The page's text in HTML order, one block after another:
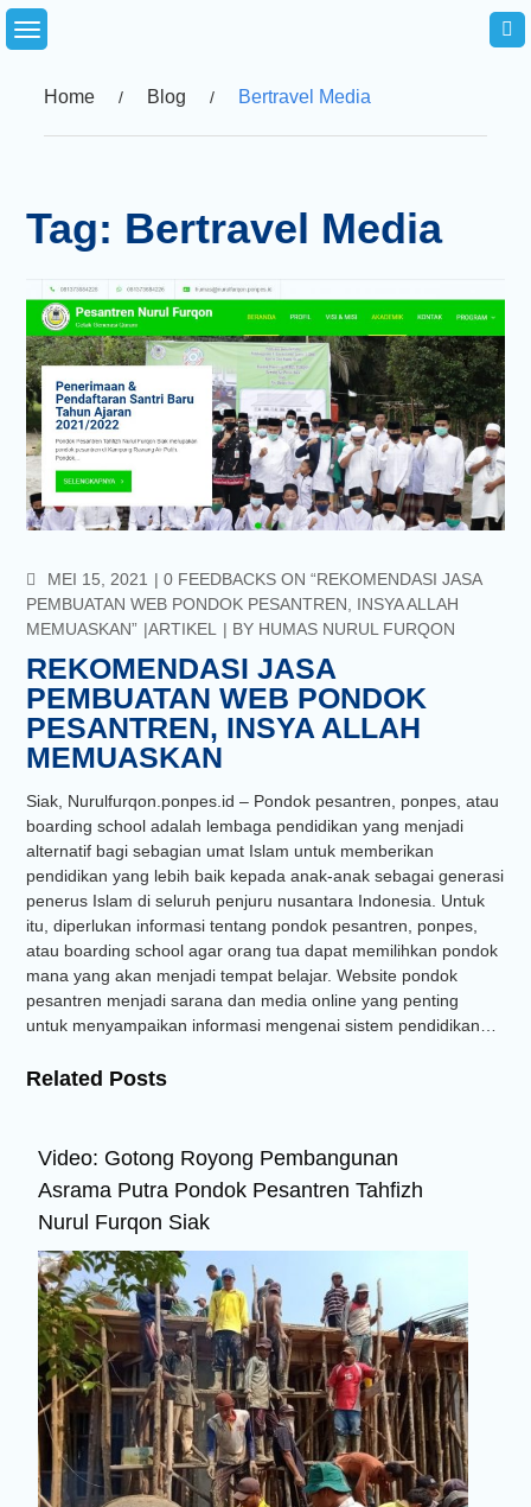
Skip
Home Blog Bertravel Media
Tag: Bertravel Media
MEI 15, 2021 COMMENTS
0 FEEDBACKS ON “REKOMENDASI JASA
PEMBUATAN WEB PONDOK PESANTREN, INSYA ALLAH
MEMUASKAN” ARTIKEL BY HUMAS NURUL FURQON
REKOMENDASI JASA
PEMBUATAN WEB PONDOK
PESANTREN, INSYA ALLAH
MEMUASKAN
Siak, Nurulfurqon.ponpes.id – Pondok pesantren, ponpes, atau
boarding school adalah lembaga pendidikan yang menjadi
alternatif bagi sebagian umat Islam untuk memberikan
pendidikan yang lebih baik kepada anak-anak sebagai generasi
penerus Islam di seluruh penjuru nusantara Indonesia. Untuk
itu, diperlukan informasi tentang pondok pesantren, ponpes,
atau boarding school agar orang tua dapat memilihkan pondok
mana yang akan menjadi tempat belajar. Website pondok
pesantren menjadi sarana dan media online yang penting
untuk menyampaikan informasi mengenai sistem pendidikan…
Related Posts
Video: Gotong Royong Pembangunan
Asrama Putra Pondok Pesantren Tahfizh
Nurul Furqon Siak